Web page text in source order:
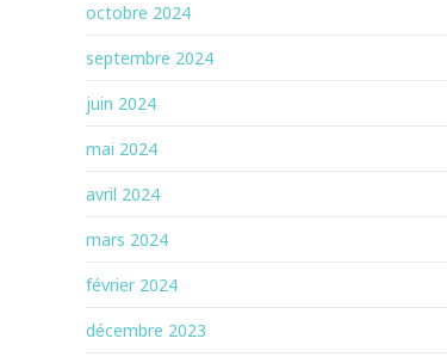
octobre 2024
septembre 2024
juin 2024
mai 2024
avril 2024
mars 2024
février 2024
décembre 2023